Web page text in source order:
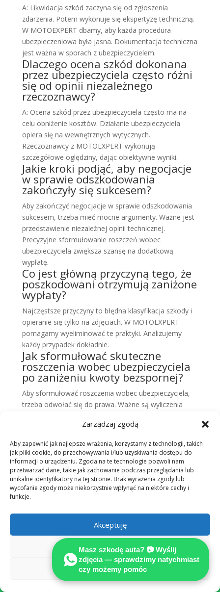
Zarządzaj zgodą
Aby zapewnić jak najlepsze wrażenia, korzystamy z technologii, takich
jak pliki cookie, do przechowywania i/lub uzyskiwania dostępu do
informacji o urządzeniu. Zgoda na te technologie pozwoli nam
przetwarzać dane, takie jak zachowanie podczas przeglądania lub
unikalne identyfikatory na tej stronie. Brak wyrażenia zgody lub
wycofanie zgody może niekorzystnie wpłynąć na niektóre cechy i
funkcje.
Akceptuję
Odmów
Zobacz preferencje
A: Likwidacja szkód zaczyna się od zgłoszenia
zdarzenia. Potem wykonuje się ekspertyzę techniczną.
W MOTOEXPERT dbamy, aby każda procedura
ubezpieczeniowa była jasna. Dokumentacja techniczna
jest ważna w sporach z ubezpieczycielem.
Dlaczego ocena szkód dokonana
przez ubezpieczyciela często różni
się od opinii niezależnego
rzeczoznawcy?
A: Ocena szkód przez ubezpieczyciela często ma na
celu obniżenie kosztów. Działanie ubezpieczyciela
opiera się na wewnętrznych wytycznych.
Rzeczoznawcy z MOTOEXPERT wykonują
szczegółowe oględziny, dając obiektywne wyniki.
Jakie kroki podjąć, aby negocjacje
w sprawie odszkodowania
zakończyły się sukcesem?
Aby zakończyć negocjacje w sprawie odszkodowania
sukcesem, trzeba mieć mocne argumenty. Ważne jest
przedstawienie niezależnej opinii technicznej.
Precyzyjne sformułowanie roszczeń wobec
ubezpieczyciela zwiększa szansę na dodatkową
wypłatę.
Co jest główną przyczyną tego, że
poszkodowani otrzymują zaniżone
wypłaty?
Najczęstsze przyczyny to błędna klasyfikacja szkody i
opieranie się tylko na zdjęciach. W MOTOEXPERT
pomagamy wyeliminować te praktyki. Analizujemy
każdy przypadek dokładnie.
Jak sformułować skuteczne
roszczenia wobec ubezpieczyciela
po zaniżeniu kwoty bezspornej?
Aby sformułować roszczenia wobec ubezpieczyciela,
trzeba odwołać się do prawa. Ważne są wyliczenia
MOTOEXPERT pozwala na przygotowanie silnego
Jakie prawa przysługują
poszkodowanemu, gdy procedura
ubezpieczeniowa wydaje się
niesprawiedliwa?
Poszkodowany ma prawo do wyboru niezależnego
prawnej. Rozumiejąc procedurę ubezpieczeniową,
możemy skuteczniej walczyć o pełną rekompensatę.
Likwidacja szkody:
samodzielnie czy z
MOTOEXPERT?

Masz szkodę auta? 📷 Wyślij
zdjęcia — sprawdzimy natychmiast
czy możemy pomóc